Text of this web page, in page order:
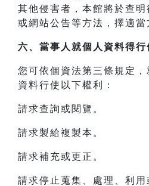
其他侵害者，本館將於查
或網站公告等方法，擇適當
六、當事人就個人資料得行
您可依個資法第三條規定，
資料行使以下權利：
請求查詢或閱覽。
請求製給複製本。
請求補充或更正。
請求停止蒐集、處理、利